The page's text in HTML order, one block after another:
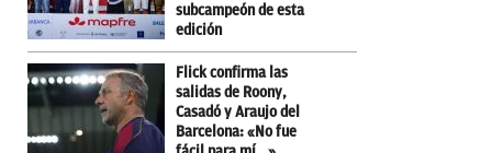
subcampeón de esta
edición
Flick confirma las
salidas de Roony,
Casadó y Araujo del
Barcelona: «No fue